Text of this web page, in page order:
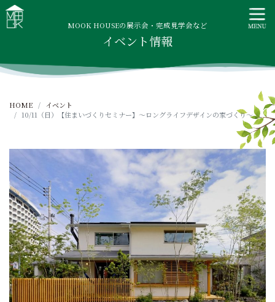
t
MOOK HOUSE ムックハウス
MOOK HOUSEはかごしま素材で建てる木の住まい。自然を
感じる四季に合わせた暮らし、家族がずっと住み継げる暮ら
MOOK HOUSEの展示会・完成見学会など
イベント情報
HOME
イベント
10/11（日）【住まいづくりセミナー】～ロングライフデザインの家づくり～